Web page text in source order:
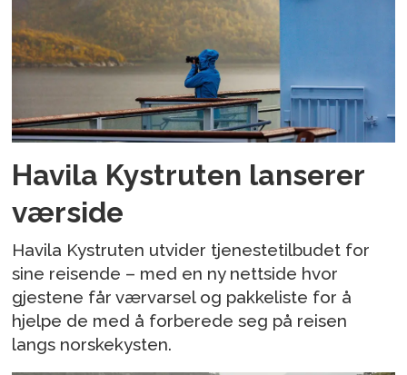
Havila Kystruten lanserer
værside
Havila Kystruten utvider tjenestetilbudet for
sine reisende – med en ny nettside hvor
gjestene får værvarsel og pakkeliste for å
hjelpe de med å forberede seg på reisen
langs norskekysten.